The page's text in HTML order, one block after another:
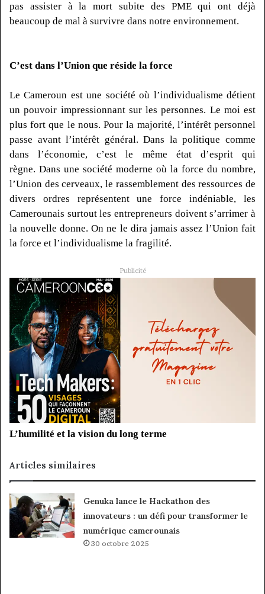
pas assister à la mort subite des PME qui ont déjà
beaucoup de mal à survivre dans notre environnement.
C’est dans l’Union que réside la force
Le Cameroun est une société où l’individualisme détient
un pouvoir impressionnant sur les personnes. Le moi est
plus fort que le nous. Pour la majorité, l’intérêt personnel
passe avant l’intérêt général. Dans la politique comme
dans l’économie, c’est le même état d’esprit qui
règne. Dans une société moderne où la force du nombre,
l’Union des cerveaux, le rassemblement des ressources de
divers ordres représentent une force indéniable, les
Camerounais surtout les entrepreneurs doivent s’arrimer à
la nouvelle donne. On ne le dira jamais assez l’Union fait
la force et l’individualisme la fragilité.
Publicité
L’humilité et la vision du long terme
Articles similaires
Genuka lance le Hackathon des
innovateurs : un défi pour transformer le
numérique camerounais
30 octobre 2025